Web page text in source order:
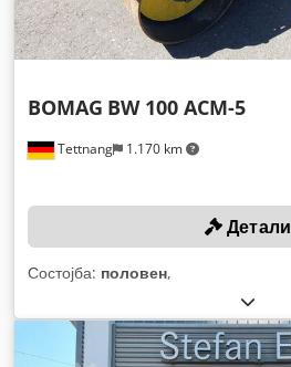
Tettnang 1.170 km
BOMAG BW 100 ACM-5
Детали
Состојба: половен,